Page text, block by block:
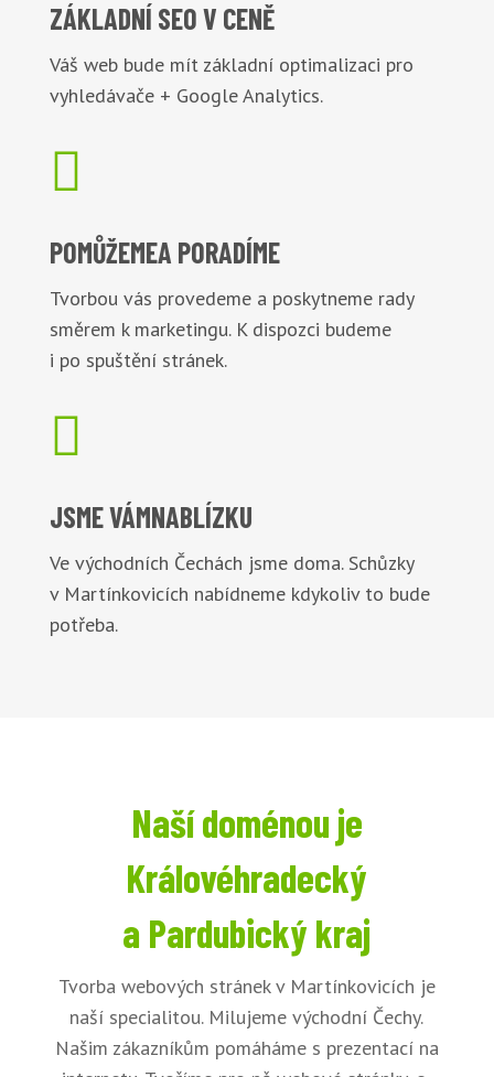
ZÁKLADNÍ SEO V CENĚ
Váš web bude mít základní optimalizaci pro
vyhledávače + Google Analytics.

POMŮŽEMEA PORADÍME
Tvorbou vás provedeme a poskytneme rady
směrem k marketingu. K dispozci budeme
i po spuštění stránek.

JSME VÁMNABLÍZKU
Ve východních Čechách jsme doma. Schůzky
v Martínkovicích nabídneme kdykoliv to bude
potřeba.
Naší doménou je
Královéhradecký
a Pardubický kraj
Tvorba webových stránek v Martínkovicích je
naší specialitou. Milujeme východní Čechy.
Našim zákazníkům pomáháme s prezentací na